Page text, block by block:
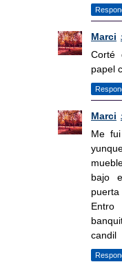
Marci
Corté
papel
Marci
Me
bajo
puerta
candil